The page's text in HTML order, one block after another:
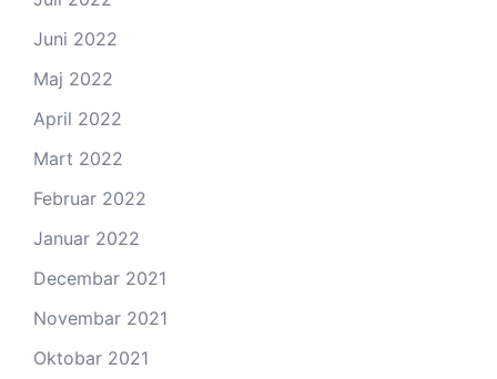
Juni 2022
Maj 2022
April 2022
Mart 2022
Februar 2022
Januar 2022
Decembar 2021
Novembar 2021
Oktobar 2021